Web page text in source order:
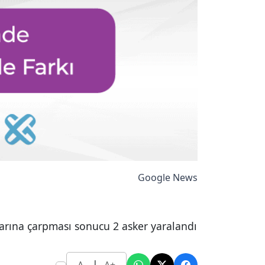
Google News
çarpması sonucu 2 asker yaralandı